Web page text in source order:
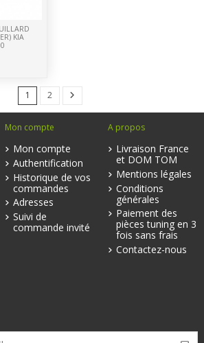
KIA
1 2
Mon compte
Mon compte
Authentification
Historique de vos
commandes
Adresses
Suivi de
commande invité
A propos
Livraison France
et DOM TOM
Mentions légales
Conditions
générales
Paiement des
pièces tuning en 3
fois sans frais
Contactez-nous